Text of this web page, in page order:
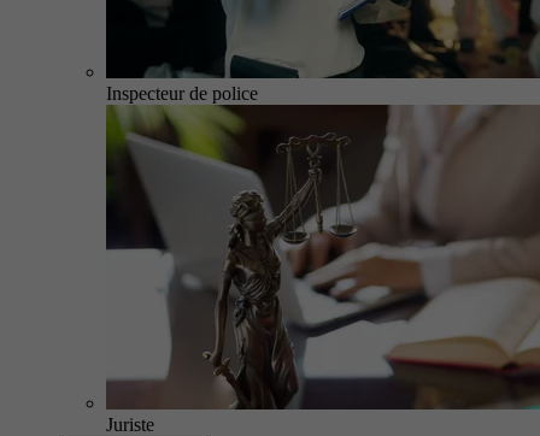
Inspecteur de police
Juriste